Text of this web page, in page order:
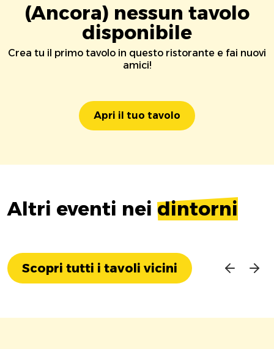
(Ancora) nessun tavolo
disponibile
Crea tu il primo tavolo in questo ristorante e fai nuovi
amici!
Apri il tuo tavolo
Altri eventi nei dintorni
Scopri tutti i tavoli vicini